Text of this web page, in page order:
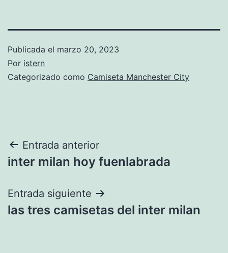
Publicada el marzo 20, 2023
Por istern
Categorizado como Camiseta Manchester City
Navegación
de
entradas
Entrada anterior
inter milan hoy fuenlabrada
Entrada siguiente
las tres camisetas del inter milan